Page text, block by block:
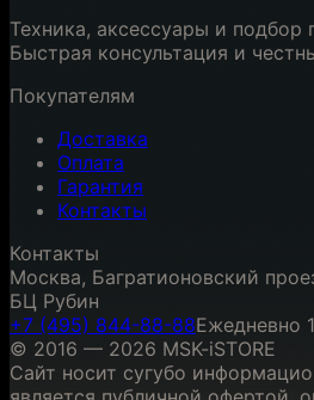
Техника, аксессуары и подбор
Быстрая консультация и
Покупателям
Доставка
Оплата
Гарантия
Контакты
Контакты
Москва, Багратионовский
БЦ Рубин
+7 (495) 844-88-88Ежедневно
© 2016 — 2026 MSK-iSTORE
Сайт носит сугубо